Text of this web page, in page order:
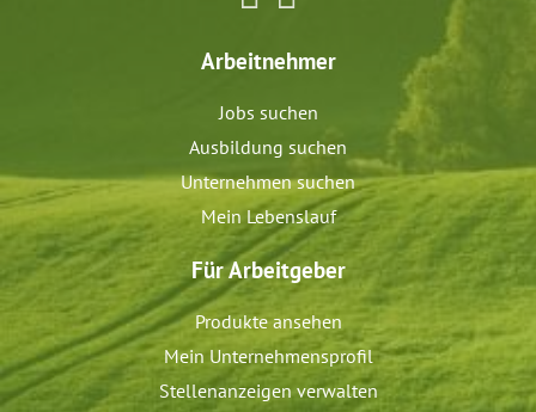
Arbeitnehmer
Jobs suchen
Ausbildung suchen
Unternehmen suchen
Mein Lebenslauf
Für Arbeitgeber
Produkte ansehen
Mein Unternehmensprofil
Stellenanzeigen verwalten